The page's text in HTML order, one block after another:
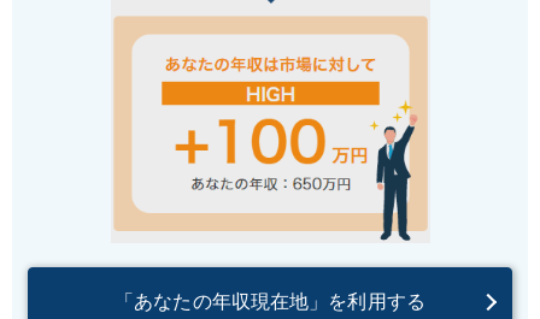
「あなたの年収現在地」を利用する